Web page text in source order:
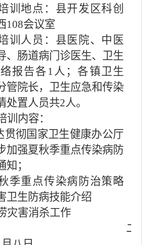
训地点：县开发区科创
108会议室
训人员：县医院、中医
、肠道病门诊医生、卫生
报告各 1人；各镇卫生
管院长，卫生应急和传染
处置人员共2人。
训内容：
贯彻国家卫生健康办公厅
加强夏秋季重点传染病防
；
季重点传染病防治策略
卫生防病技能介绍
灾害消杀工作
二